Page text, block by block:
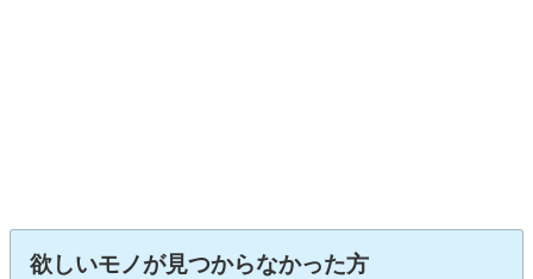
欲しいモノが見つからなかった方